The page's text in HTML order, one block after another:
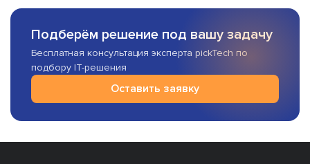
Подберём решение под вашу задачу
Бесплатная консультация эксперта pickTech по
подбору IT-решения
Оставить заявку